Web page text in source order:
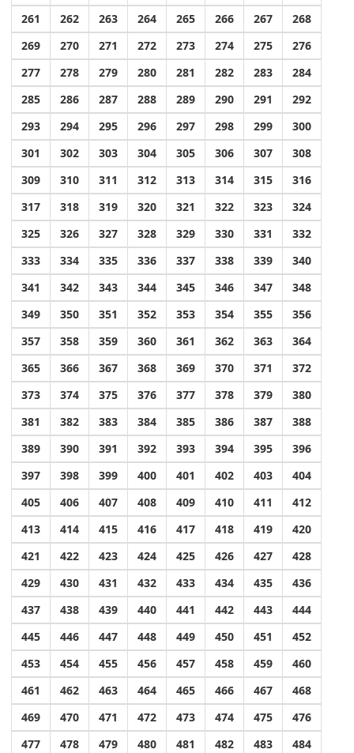
261 262 263 264 265 266 267
268
269
270 271 272 273 274 275
276
277
278 279 280 281 282 283
284
285
286 287 288 289 290 291
292
293
294 295 296 297 298 299
300
301
302 303 304 305 306 307
308
309
310 311 312 313 314 315
316
317
318 319 320 321 322 323
324
325
326 327 328 329 330 331
332
333
334 335 336 337 338 339
340
341
342 343 344 345 346 347
348
349
350 351 352 353 354 355
356
357
358 359 360 361 362 363
364
365
366 367 368 369 370 371
372
373
374 375 376 377 378 379
380
381
382 383 384 385 386 387
388
389
390 391 392 393 394 395
396
397
398 399 400 401 402 403
404
405
406 407 408 409 410 411
412
413
414 415 416 417 418 419
420
421
422 423 424 425 426 427
428
429
430 431 432 433 434 435
436
437
438 439 440 441 442 443
444
445
446 447 448 449 450 451
452
453
454 455 456 457 458 459
460
461
462 463 464 465 466 467
468
469
470 471 472 473 474 475
476
477
478 479 480 481 482 483
484